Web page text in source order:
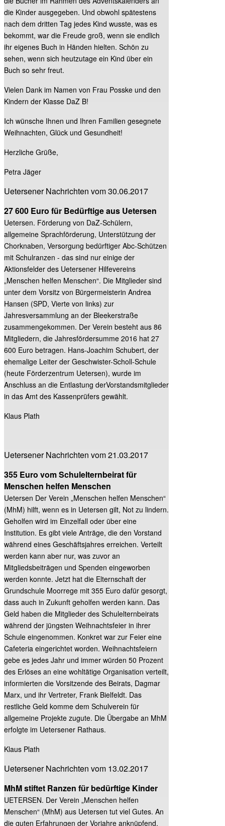
die Kinder ausgegeben. Und obwohl spätestens
nach dem dritten Tag jedes Kind wusste, was es
bekommt, war die Freude groß, wenn sie endlich
ihr eigenes Buch in Händen hielten. Schön zu
sehen, wenn sich heutzutage ein Kind über ein
Buch so sehr freut.
Vielen Dank im Namen von Frau Posske und den
Kindern der Klasse DaZ B!
Ich wünsche Ihnen und Ihren Familien gesegnete
Weihnachten, Glück und Gesundheit!
Herzliche Grüße,
Petra Jäger
Uetersener Nachrichten vom 30.06.2017
27 600 Euro für Bedürftige aus Uetersen
Uetersen. Förderung von DaZ-Schülern,
allgemeine Sprachförderung, Unterstützung der
Chorknaben, Versorgung bedürftiger Abc-Schützen
mit Schulranzen - das sind nur einige der
Aktionsfelder des Uetersener Hilfevereins
„Menschen helfen Menschen“. Die Mitglieder sind
unter dem Vorsitz von Bürgermeisterin Andrea
Hansen (SPD, Vierte von links) zur
Jahresversammlung an der Bleekerstraße
zusammengekommen. Der Verein besteht aus 86
Mitgliedern, die Jahresfördersumme 2016 hat 27
600 Euro betragen. Hans-Joachim Schubert, der
ehemalige Leiter der Geschwister-Scholl-Schule
(heute Förderzentrum Uetersen), wurde im
Anschluss an die Entlastung derVorstandsmitglieder
in das Amt des Kassenprüfers gewählt.
Klaus Plath
Uetersener Nachrichten vom 21.03.2017
355 Euro vom Schulelternbeirat für
Menschen helfen Menschen
Uetersen Der Verein „Menschen helfen Menschen“
(MhM) hilft, wenn es in Uetersen gilt, Not zu lindern.
Geholfen wird im Einzelfall oder über eine
Institution. Es gibt viele Anträge, die den Vorstand
während eines Geschäftsjahres erreichen. Verteilt
werden kann aber nur, was zuvor an
Mitgliedsbeiträgen und Spenden eingeworben
werden konnte. Jetzt hat die Elternschaft der
Grundschule Moorrege mit 355 Euro dafür gesorgt,
dass auch in Zukunft geholfen werden kann. Das
Geld haben die Mitglieder des Schulelternbeirats
während der jüngsten Weihnachtsfeier in ihrer
Schule eingenommen. Konkret war zur Feier eine
Cafeteria eingerichtet worden. Weihnachtsfeiern
gebe es jedes Jahr und immer würden 50 Prozent
des Erlöses an eine wohltätige Organisation verteilt,
informierten die Vorsitzende des Beirats, Dagmar
Marx, und ihr Vertreter, Frank Bielfeldt. Das
restliche Geld komme dem Schulverein für
allgemeine Projekte zugute. Die Übergabe an MhM
erfolgte im Uetersener Rathaus.
Klaus Plath
Uetersener Nachrichten vom 13.02.2017
MhM stiftet Ranzen für bedürftige Kinder
UETERSEN. Der Verein „Menschen helfen
Menschen“ (MhM) aus Uetersen tut viel Gutes. An
die guten Erfahrungen der Vorjahre anknüpfend,